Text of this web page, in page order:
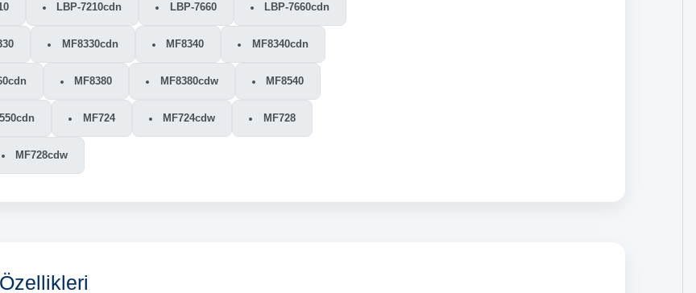
LBP-7210cdn LBP-7660 LBP-7660cdn
MF8330cdn MF8340 MF8340cdn
MF8380 MF8380cdw MF8540
MF724 MF724cdw MF728
MF728cdw